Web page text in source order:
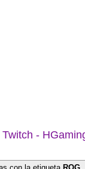
Twitch -